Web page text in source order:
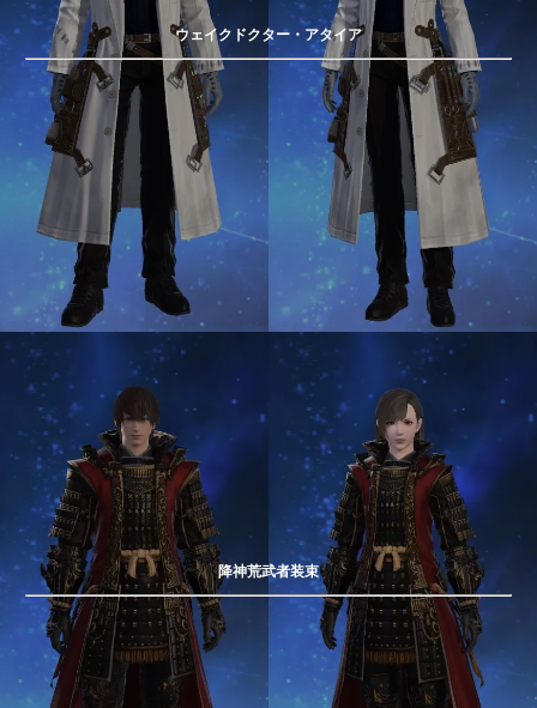
ウェイクドクター・アタイア
降神荒武者装束